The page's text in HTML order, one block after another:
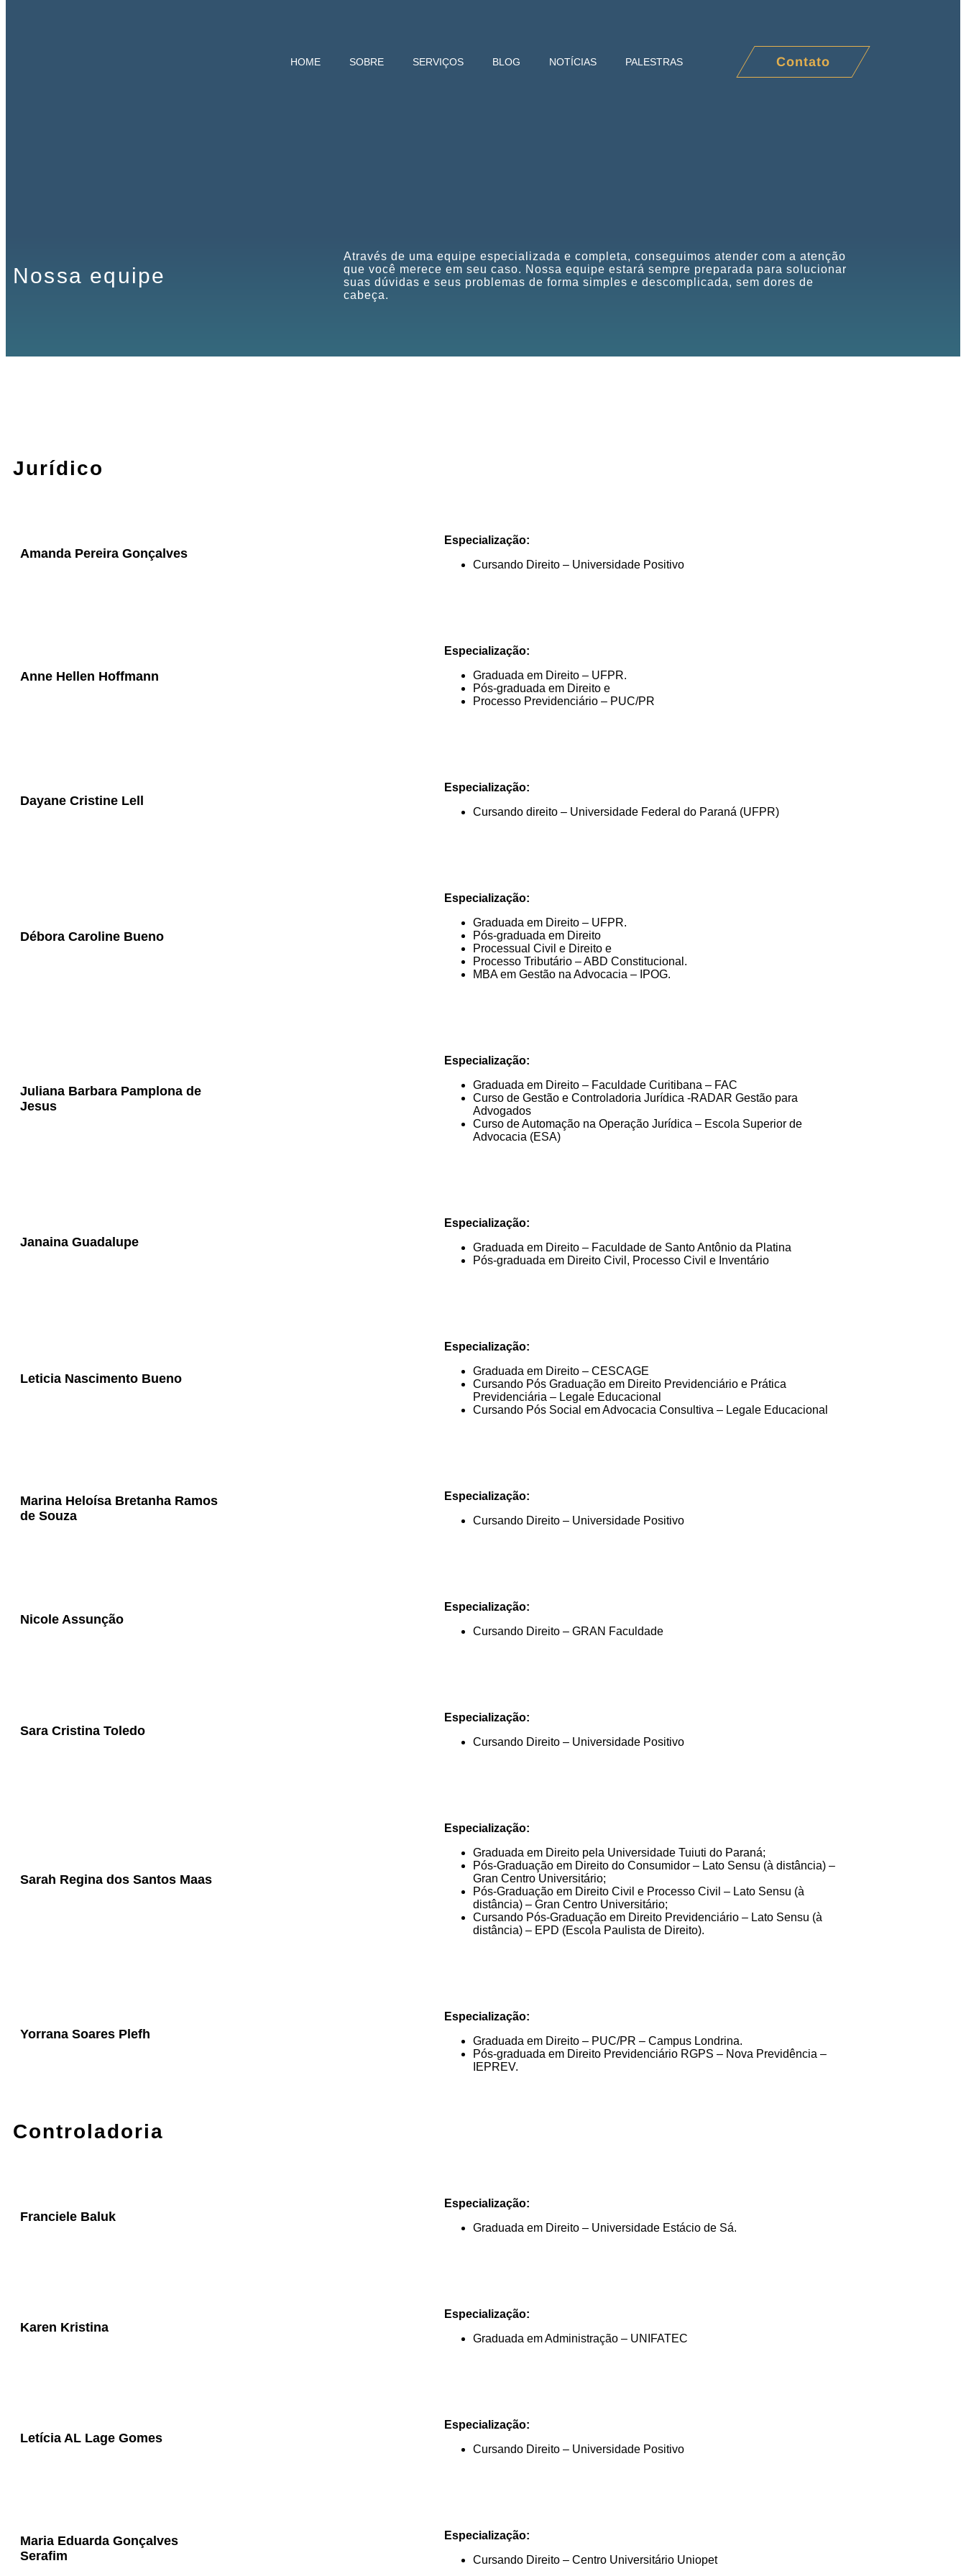
HOME SOBRE SERVIÇOS BLOG NOTÍCIAS PALESTRAS Contato
Nossa equipe
Através de uma equipe especializada e completa, conseguimos atender com a atenção
que você merece em seu caso. Nossa equipe estará sempre preparada para solucionar
suas dúvidas e seus problemas de forma simples e descomplicada, sem dores de
cabeça.
Jurídico
Amanda Pereira Gonçalves
Especialização:
Cursando Direito – Universidade Positivo
Anne Hellen Hoffmann
Especialização:
Graduada em Direito – UFPR.
Pós-graduada em Direito e
Processo Previdenciário – PUC/PR
Dayane Cristine Lell
Especialização:
Cursando direito – Universidade Federal do Paraná (UFPR)
Débora Caroline Bueno
Especialização:
Graduada em Direito – UFPR.
Pós-graduada em Direito
Processual Civil e Direito e
Processo Tributário – ABD Constitucional.
MBA em Gestão na Advocacia – IPOG.
Juliana Barbara Pamplona de
Jesus
Especialização:
Graduada em Direito – Faculdade Curitibana – FAC
Curso de Gestão e Controladoria Jurídica -RADAR Gestão para
Advogados
Curso de Automação na Operação Jurídica – Escola Superior de
Advocacia (ESA)
Janaina Guadalupe
Especialização:
Graduada em Direito – Faculdade de Santo Antônio da Platina
Pós-graduada em Direito Civil, Processo Civil e Inventário
Leticia Nascimento Bueno
Especialização:
Graduada em Direito – CESCAGE
Cursando Pós Graduação em Direito Previdenciário e Prática
Previdenciária – Legale Educacional
Cursando Pós Social em Advocacia Consultiva – Legale Educacional
Marina Heloísa Bretanha Ramos
de Souza
Especialização:
Cursando Direito – Universidade Positivo
Nicole Assunção
Especialização:
Cursando Direito – GRAN Faculdade
Sara Cristina Toledo
Especialização:
Cursando Direito – Universidade Positivo
Sarah Regina dos Santos Maas
Especialização:
Graduada em Direito pela Universidade Tuiuti do Paraná;
Pós-Graduação em Direito do Consumidor – Lato Sensu (à distância) –
Gran Centro Universitário;
Pós-Graduação em Direito Civil e Processo Civil – Lato Sensu (à
distância) – Gran Centro Universitário;
Cursando Pós-Graduação em Direito Previdenciário – Lato Sensu (à
distância) – EPD (Escola Paulista de Direito).
Yorrana Soares Plefh
Especialização:
Graduada em Direito – PUC/PR – Campus Londrina.
Pós-graduada em Direito Previdenciário RGPS – Nova Previdência –
IEPREV.
Controladoria
Franciele Baluk
Especialização:
Graduada em Direito – Universidade Estácio de Sá.
Karen Kristina
Especialização:
Graduada em Administração – UNIFATEC
Letícia AL Lage Gomes
Especialização:
Cursando Direito – Universidade Positivo
Maria Eduarda Gonçalves
Serafim
Especialização:
Cursando Direito – Centro Universitário Uniopet